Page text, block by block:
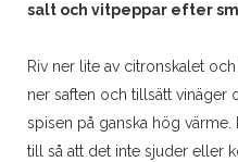
salt och vitpeppar efter
Riv ner lite av citronskalet
ner saften och tillsätt vinäger
spisen på ganska hög
till så att det inte sjuder eller